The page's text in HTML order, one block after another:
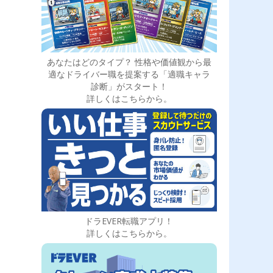
あなたはどのタイプ？ 性格や価値観から最
適なドライバー職を提案する「適職キャラ
診断」がスタート！
詳しくはこちらから。
ドラEVER転職アプリ！
詳しくはこちらから。